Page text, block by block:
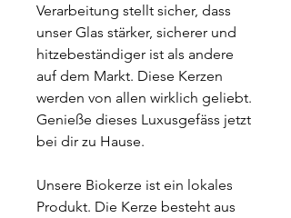
Verarbeitung stellt sicher, dass
unser Glas stärker, sicherer und
hitzebeständiger ist als andere
auf dem Markt. Diese Kerzen
werden von allen wirklich geliebt.
Genieße dieses Luxusgefäss jetzt
bei dir zu Hause.
Unsere Biokerze ist ein lokales
Produkt. Die Kerze besteht aus